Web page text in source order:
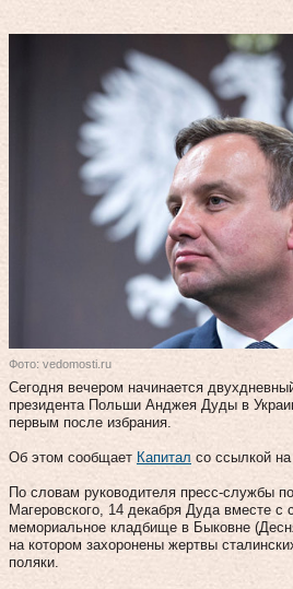
Фото: vedomosti.ru
Сегодня вечером начинается
президента Польши Анджея Дуды в
первым после избрания.
Об этом сообщает Капитал со ссылкой на
По словам руководителя пресс-службы
Магеровского, 14 декабря Дуда вместе с
мемориальное кладбище в Быковне
на котором захоронены жертвы
поляки.